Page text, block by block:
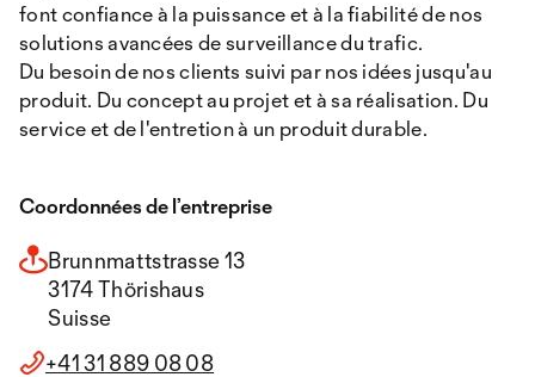
font confiance à la puissance et à la fiabilité de nos
solutions avancées de surveillance du trafic.
Du besoin de nos clients suivi par nos idées jusqu'au
produit. Du concept au projet et à sa réalisation. Du
service et de l'entretion à un produit durable.
Coordonnées de l’entreprise
Brunnmattstrasse 13
3174 Thörishaus
Suisse
+41 31 889 08 08